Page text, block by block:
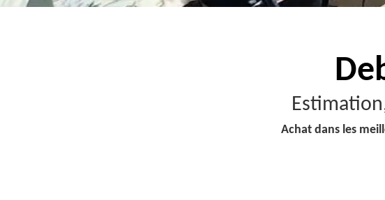
Achat dans les